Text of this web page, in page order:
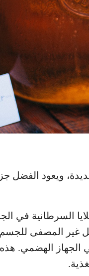
ويعود الفضل
السرطانية في
المصفى للجسم
الجهاز الهضمي. هذه